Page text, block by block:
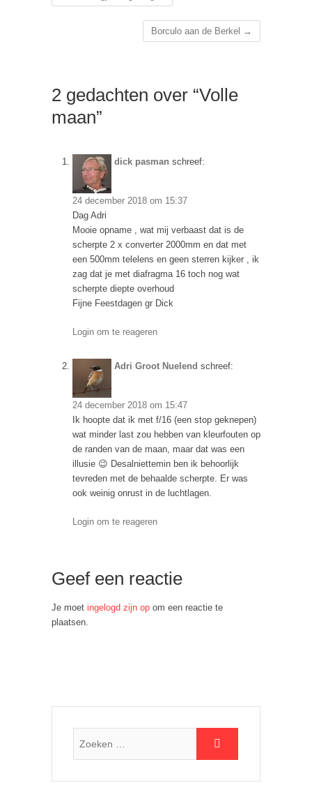
Borculo aan de Berkel →
2 gedachten over “Volle
maan”
dick pasman schreef:
24 december 2018 om 15:37
Dag Adri
Mooie opname , wat mij verbaast dat is de
scherpte 2 x converter 2000mm en dat met
een 500mm telelens en geen sterren kijker , ik
zag dat je met diafragma 16 toch nog wat
scherpte diepte overhoud
Fijne Feestdagen gr Dick
Login om te reageren
Adri Groot Nuelend schreef:
24 december 2018 om 15:47
Ik hoopte dat ik met f/16 (een stop geknepen)
wat minder last zou hebben van kleurfouten op
de randen van de maan, maar dat was een
illusie 😉 Desalniettemin ben ik behoorlijk
tevreden met de behaalde scherpte. Er was
ook weinig onrust in de luchtlagen.
Login om te reageren
Geef een reactie
Je moet ingelogd zijn op om een reactie te
plaatsen.